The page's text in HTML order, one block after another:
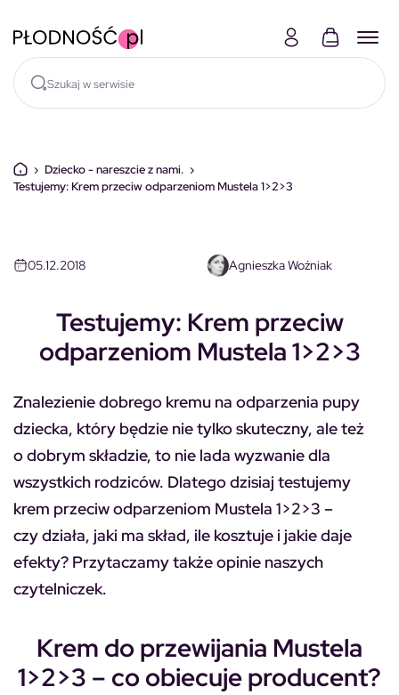
› Dziecko - nareszcie z nami. ›
Testujemy: Krem przeciw odparzeniom Mustela 1>2>3
05.12.2018 Agnieszka Woźniak
Testujemy: Krem przeciw
odparzeniom Mustela 1>2>3
Znalezienie dobrego kremu na odparzenia pupy
dziecka, który będzie nie tylko skuteczny, ale też
o dobrym składzie, to nie lada wyzwanie dla
wszystkich rodziców. Dlatego dzisiaj testujemy
krem przeciw odparzeniom Mustela 1>2>3 –
czy działa, jaki ma skład, ile kosztuje i jakie daje
efekty? Przytaczamy także opinie naszych
czytelniczek.
Krem do przewijania Mustela
1>2>3 – co obiecuje producent?